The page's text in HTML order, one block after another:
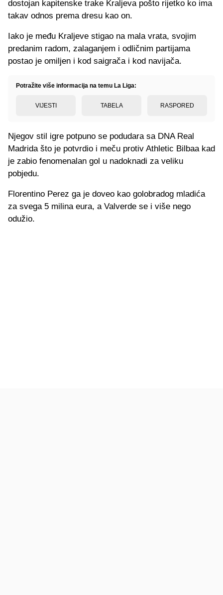
dostojan kapitenske trake Kraljeva pošto rijetko ko ima
takav odnos prema dresu kao on.
Iako je među Kraljeve stigao na mala vrata, svojim
predanim radom, zalaganjem i odličnim partijama
postao je omiljen i kod saigrača i kod navijača.
Potražite više informacija na temu La Liga:
VIJESTI TABELA RASPORED
Njegov stil igre potpuno se podudara sa DNA Real
Madrida što je potvrdio i meču protiv Athletic Bilbaa kad
je zabio fenomenalan gol u nadoknadi za veliku
pobjedu.
Florentino Perez ga je doveo kao golobradog mladića
za svega 5 milina eura, a Valverde se i više nego
odužio.